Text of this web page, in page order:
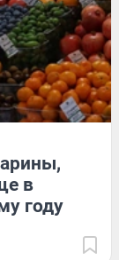
в
году